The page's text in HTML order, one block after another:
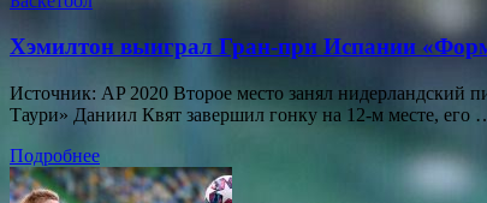
Хэмилтон выиграл Гран-при Испании
Источник: AP 2020 Второе место занял нидерландский
Таури» Даниил Квят завершил гонку на 12-м месте, его
Подробнее